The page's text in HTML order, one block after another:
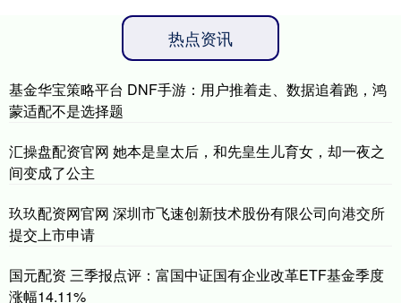
热点资讯
基金华宝策略平台 DNF手游：用户推着走、数据追着跑，鸿
蒙适配不是选择题
汇操盘配资官网 她本是皇太后，和先皇生儿育女，却一夜之
间变成了公主
玖玖配资网官网 深圳市飞速创新技术股份有限公司向港交所
提交上市申请
国元配资 三季报点评：富国中证国有企业改革ETF基金季度
涨幅14.11%